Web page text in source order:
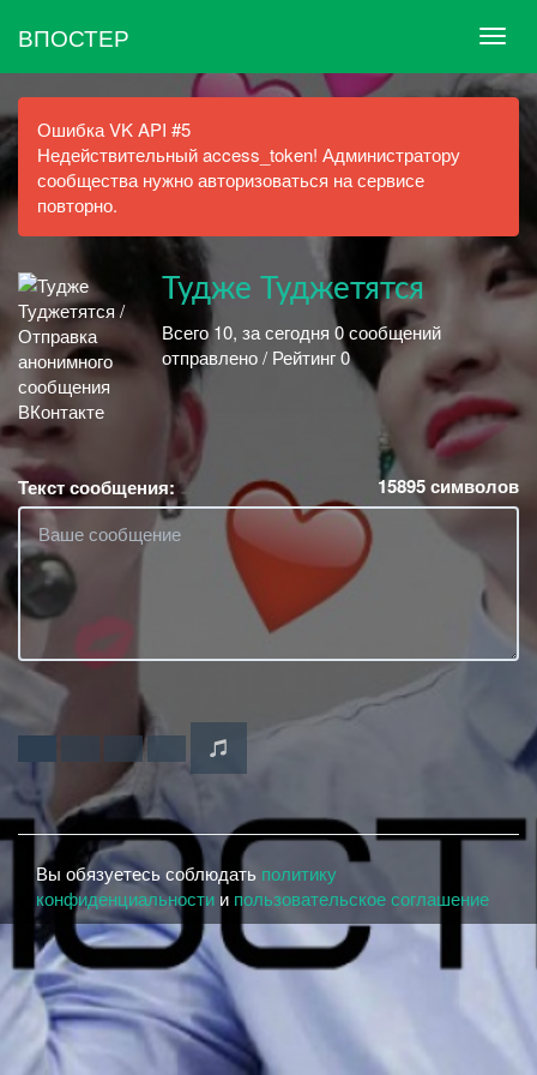
ВПОСТЕР
Ошибка VK API #5
Недействительный access_token! Администратору
сообщества нужно авторизоваться на сервисе
повторно.
Тудже Туджетятся
Всего 10, за сегодня 0 сообщений
отправлено / Рейтинг 0
Текст сообщения: 15895символов
Вы обязуетесь соблюдать политику
конфиденциальности и пользовательское соглашение